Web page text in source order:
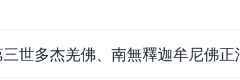
世多杰羌佛、南無釋迦牟尼佛正